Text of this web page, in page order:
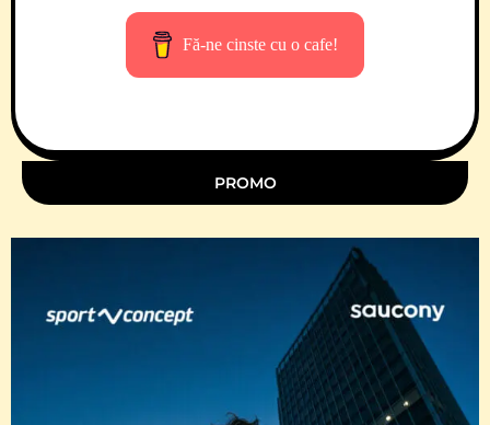
Fă-ne cinste cu o cafe!
PROMO